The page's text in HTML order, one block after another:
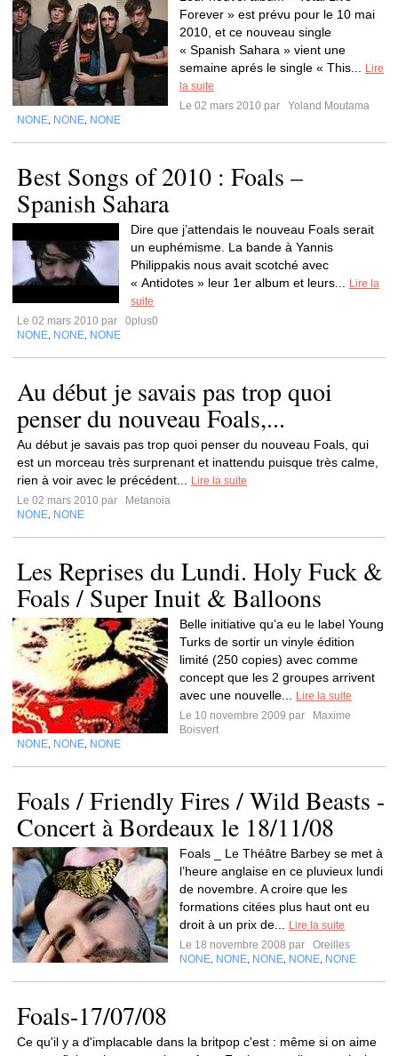
Forever » est prévu pour le 10 mai
2010, et ce nouveau single
« Spanish Sahara » vient une
semaine aprés le single « This...
Lire
la suite
Le 02 mars 2010 par
Yoland Moutama
NONE NONE NONE
Best Songs of 2010 : Foals –
Spanish Sahara
Dire que j’attendais le nouveau Foals serait
un euphémisme. La bande à Yannis
Philippakis nous avait scotché avec
« Antidotes » leur 1er album et leurs...
Lire la
suite
Le 02 mars 2010 par
0plus0
NONE NONE NONE
Au début je savais pas trop quoi
penser du nouveau Foals,...
Au début je savais pas trop quoi penser du nouveau Foals, qui
est un morceau très surprenant et inattendu puisque très calme,
rien à voir avec le précédent...
Lire la suite
Le 02 mars 2010 par
Metanoia
NONE NONE
Les Reprises du Lundi. Holy Fuck &
Foals / Super Inuit & Balloons
Belle initiative qu’a eu le label Young
Turks de sortir un vinyle édition
limité (250 copies) avec comme
concept que les 2 groupes arrivent
avec une nouvelle...
Lire la suite
Le 10 novembre 2009 par
Maxime
Boisvert
NONE NONE NONE
Foals / Friendly Fires / Wild Beasts -
Concert à Bordeaux le 18/11/08
Foals _ Le Théâtre Barbey se met à
l’heure anglaise en ce pluvieux lundi
de novembre. A croire que les
formations citées plus haut ont eu
droit à un prix de...
Lire la suite
Le 18 novembre 2008 par
Oreilles
NONE NONE NONE NONE NONE
Foals-17/07/08
Ce qu'il y a d'implacable dans la britpop c'est : même si on aime